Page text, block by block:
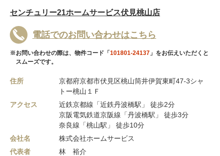
センチュリー21ホームサービス伏見桃山店
電話でのお問い合わせはこちら
※お問い合わせの際は、物件コード「 101801-24137 」をお伝えいただくと
スムーズです。
住所
京都府京都市伏見区桃山筒井伊賀東町47-3シャ
トー桃山１Ｆ
アクセス
近鉄京都線「近鉄丹波橋駅」 徒歩2分
京阪電気鉄道京阪線「丹波橋駅」 徒歩3分
奈良線「桃山駅」 徒歩10分
会社名
株式会社ホームサービス
代表者
林 裕介